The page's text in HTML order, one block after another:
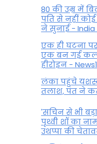
80 की उम्र में
पति से नहीं कोई
ने सुनाई - India
एक ही घटना
एक बन गई कल्ट,
हीरोइन -
लंका पहुंचे
तलाश, पंत ने कर
'सचिन से भी
पृथ्वी शॉ का
उथप्पा की